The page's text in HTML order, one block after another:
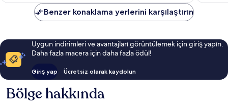
Benzer konaklama yerlerini karşılaştırın
Uygun indirimleri ve avantajları görüntülemek için giriş yapın.
Daha fazla macera için daha fazla ödül!
Giriş yap Ücretsiz olarak kaydolun
Bölge hakkında